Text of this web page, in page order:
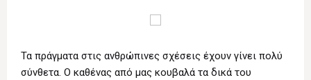
Τα πράγματα στις ανθρώπινες σχέσεις έχουν γίνει πολύ
σύνθετα. Ο καθένας από μας κουβαλά τα δικά του